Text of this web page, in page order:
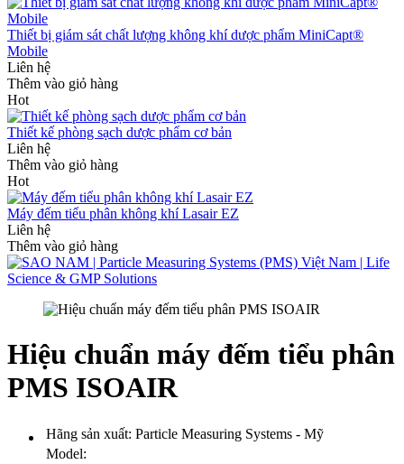
Thiết bị giám sát chất lượng không khí dược phẩm MiniCapt®
Mobile
Liên hệ
Thêm vào giỏ hàng
Hot
Thiết kế phòng sạch dược phẩm cơ bản
Liên hệ
Thêm vào giỏ hàng
Hot
Máy đếm tiểu phân không khí Lasair EZ
Liên hệ
Thêm vào giỏ hàng
Hiệu chuẩn máy đếm tiểu phân
PMS ISOAIR
Hãng sản xuất: Particle Measuring Systems - Mỹ
Model: